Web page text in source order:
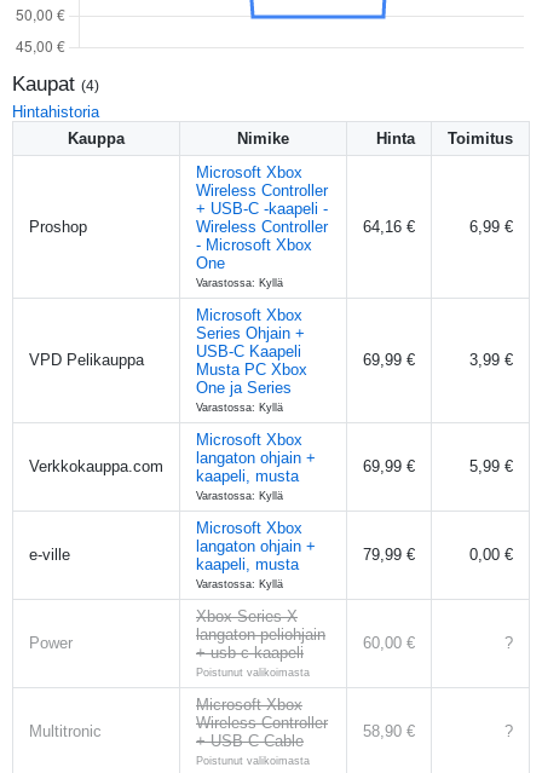
Kaupat (4)
Hintahistoria
Kauppa
Nimike Hinta Toimitus
Proshop
Microsoft Xbox
Wireless Controller
+ USB-C -kaapeli -
Wireless Controller
- Microsoft Xbox
One
Varastossa: Kyllä
64,16 € 6,99 €
VPD Pelikauppa
Microsoft Xbox
Series Ohjain +
USB-C Kaapeli
Musta PC Xbox
One ja Series
Varastossa: Kyllä
69,99 € 3,99 €
Verkkokauppa.com
Microsoft Xbox
langaton ohjain +
kaapeli, musta
Varastossa: Kyllä
69,99 € 5,99 €
e-ville
Microsoft Xbox
langaton ohjain +
kaapeli, musta
Varastossa: Kyllä
79,99 € 0,00 €
Power
Xbox Series X
langaton peliohjain
+ usb-c-kaapeli
Poistunut valikoimasta
60,00 € ?
Multitronic
Microsoft Xbox
Wireless Controller
+ USB-C Cable
Poistunut valikoimasta
58,90 € ?